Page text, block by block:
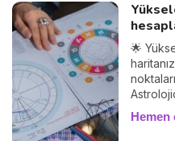
🌟
nasıl
Hemen